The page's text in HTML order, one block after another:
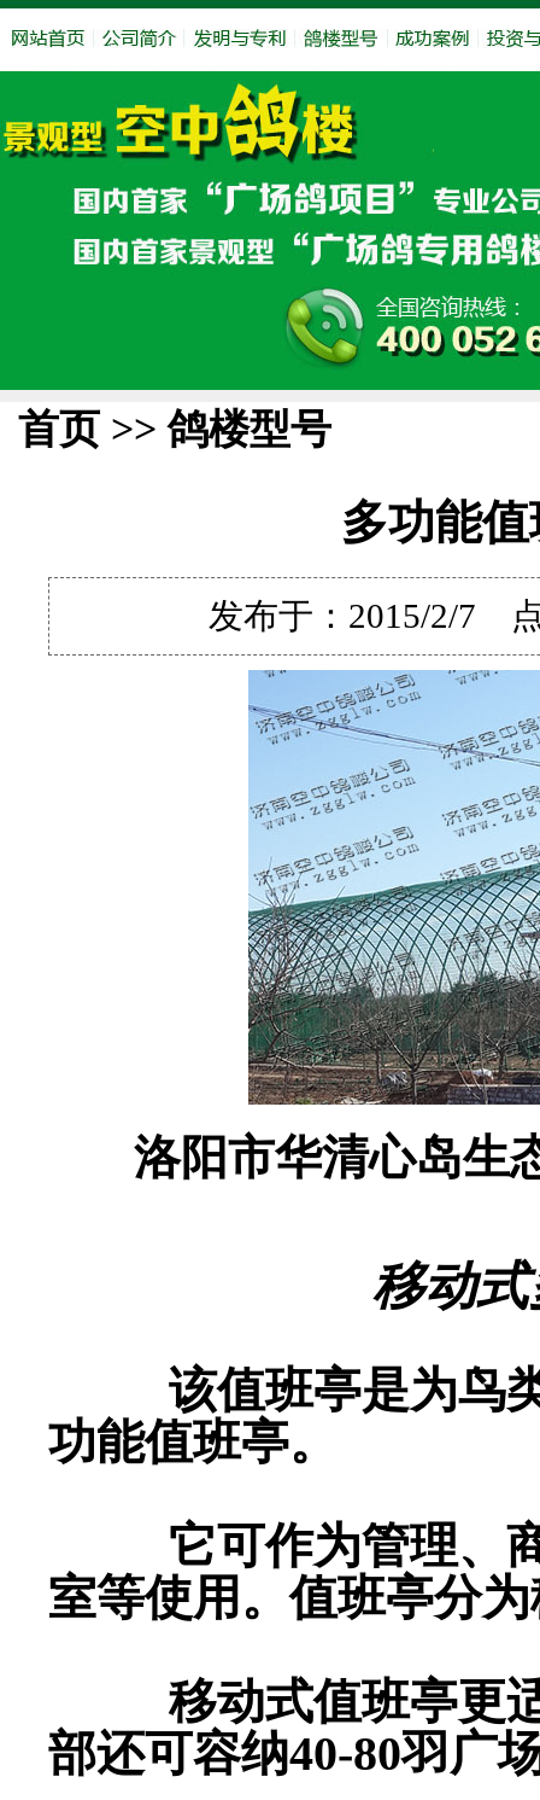
首页 >>鸽楼型号
多功能
发布于：2015/2/7
洛阳市华清心岛生
移动
该值班亭是为鸟
功能值班亭。
它可作为管理、商
室等使用。值班亭分
移动式值班亭更适
部还可容纳40-80羽广